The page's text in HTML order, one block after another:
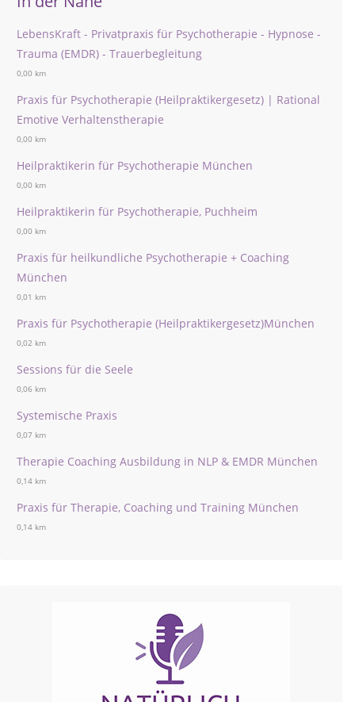
LebensKraft - Privatpraxis für Psychotherapie - Hypnose -
Trauma (EMDR) - Trauerbegleitung
0,00 km
Praxis für Psychotherapie (Heilpraktikergesetz) | Rational
Emotive Verhaltenstherapie
0,00 km
Heilpraktikerin für Psychotherapie München
0,00 km
Heilpraktikerin für Psychotherapie, Puchheim
0,00 km
Praxis für heilkundliche Psychotherapie + Coaching
München
0,01 km
Praxis für Psychotherapie (Heilpraktikergesetz)München
0,02 km
Sessions für die Seele
0,06 km
Systemische Praxis
0,07 km
Therapie Coaching Ausbildung in NLP & EMDR München
0,14 km
Praxis für Therapie, Coaching und Training München
0,14 km